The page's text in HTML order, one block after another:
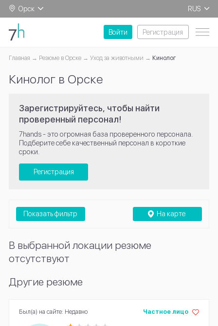
Орск
RUS
EN
Войти
Регистрация
Главная Резюме в Орске Уход за животными Кинолог
Кинолог в Орске
Зарегистрируйтесь, чтобы найти
проверенный персонал!
7hands - это огромная база проверенного персонала.
Подберите себе качественный персонал в короткие
сроки.
Регистрация
На карте
Показать фильтр
В выбранной локации резюме
отсутствуют
Другие резюме
Частное лицо
Был(а) на сайте: Недавно